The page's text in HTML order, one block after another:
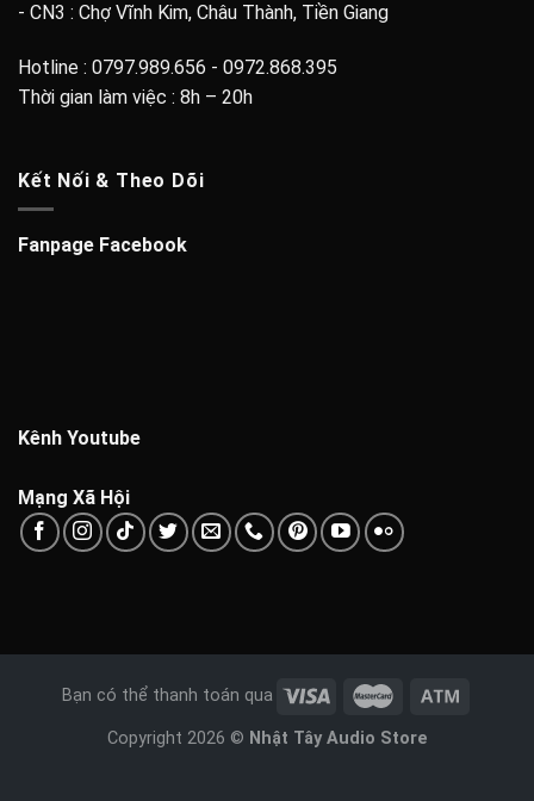
- CN3 : Chợ Vĩnh Kim, Châu Thành, Tiền Giang
Hotline : 0797.989.656 - 0972.868.395
Thời gian làm việc : 8h – 20h
Kết Nối & Theo Dõi
Fanpage Facebook
Kênh Youtube
Mạng Xã Hội
Bạn có thể thanh toán qua
Copyright 2026 © Nhật Tây Audio Store